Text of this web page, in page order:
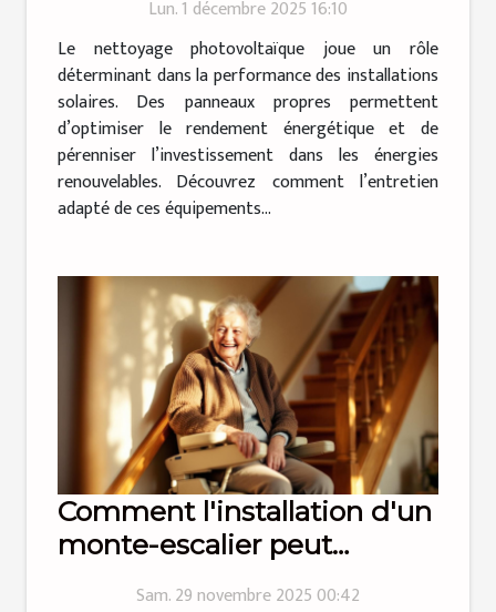
Lun. 1 décembre 2025 16:10
Le nettoyage photovoltaïque joue un rôle
déterminant dans la performance des installations
solaires. Des panneaux propres permettent
d’optimiser le rendement énergétique et de
pérenniser l’investissement dans les énergies
renouvelables. Découvrez comment l’entretien
adapté de ces équipements...
Comment l'installation d'un
monte-escalier peut
Sam. 29 novembre 2025 00:42